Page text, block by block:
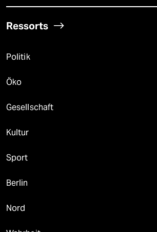
Ressorts
Politik
Öko
Gesellschaft
Kultur
Sport
Berlin
Nord